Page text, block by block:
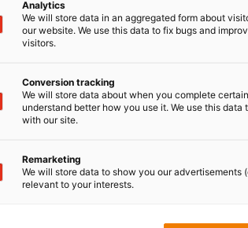
50 40 20 0 0
50
PDF
Analytics
We will store data in an aggregated form about
our website. We use this data to fix bugs and
visitors.
Conversion tracking
We will store data about when you complete
understand better how you use it. We use this
with our site.
Remarketing
We will store data to show you our advertisements
relevant to your interests.